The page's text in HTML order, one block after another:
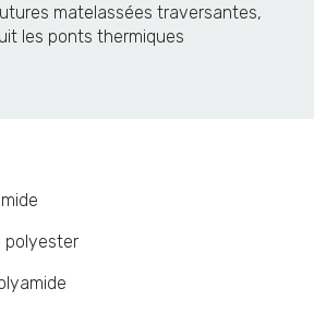
matelassées traversantes,
les ponts thermiques
polyester